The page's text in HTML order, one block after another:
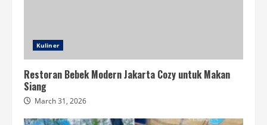
Kuliner
Restoran Bebek Modern Jakarta Cozy untuk Makan
Siang
March 31, 2026